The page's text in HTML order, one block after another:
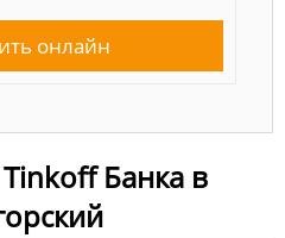
онлайн
Банка в